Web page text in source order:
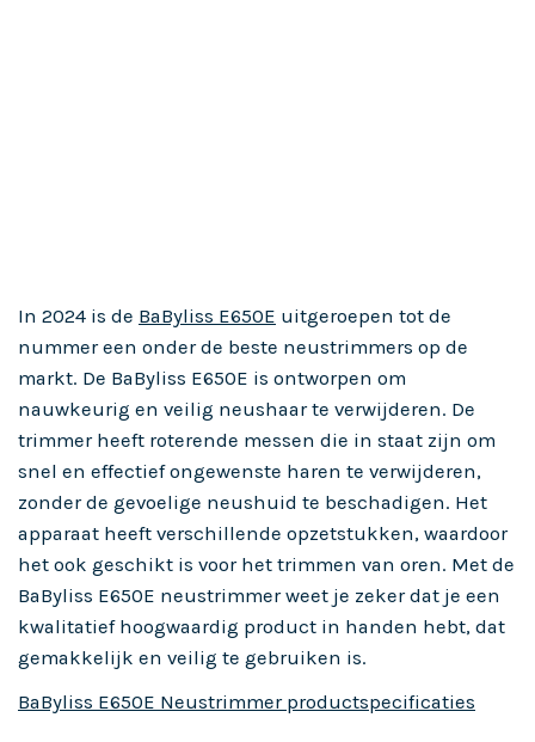
In 2024 is de BaByliss E650E uitgeroepen tot de
nummer een onder de beste neustrimmers op de
markt. De BaByliss E650E is ontworpen om
nauwkeurig en veilig neushaar te verwijderen. De
trimmer heeft roterende messen die in staat zijn om
snel en effectief ongewenste haren te verwijderen,
zonder de gevoelige neushuid te beschadigen. Het
apparaat heeft verschillende opzetstukken, waardoor
het ook geschikt is voor het trimmen van oren. Met de
BaByliss E650E neustrimmer weet je zeker dat je een
kwalitatief hoogwaardig product in handen hebt, dat
gemakkelijk en veilig te gebruiken is.
BaByliss E650E Neustrimmer productspecificaties